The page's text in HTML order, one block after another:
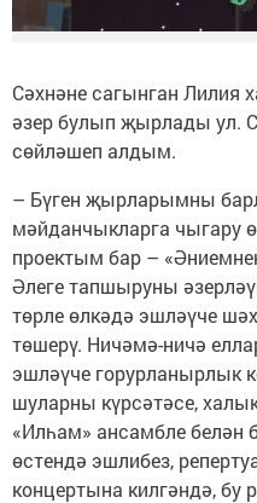
Сәхнәне сагынган Лилия
әзер булып җырлады ул.
сөйләшеп алдым.
– Бүген җырларымны
мәйданчыкларга чыгару
проектым бар –
Әлеге тапшыруны
төрле өлкәдә эшләүче
төшерү. Ничәмә-ничә
эшләүче горурланырлык
шуларны күрсәтәсе,
«Илһам» ансамбле белән
өстендә эшлибез,
концертына килгәндә, бу